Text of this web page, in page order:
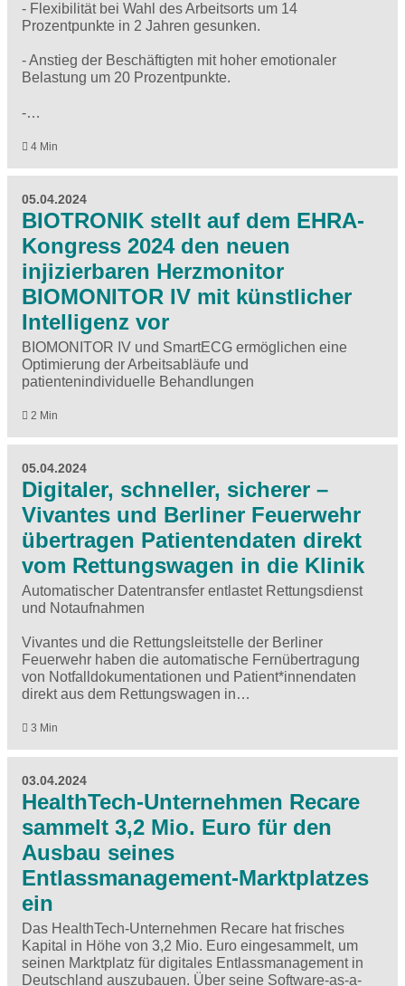
- Flexibilität bei Wahl des Arbeitsorts um 14
Prozentpunkte in 2 Jahren gesunken.
- Anstieg der Beschäftigten mit hoher emotionaler
Belastung um 20 Prozentpunkte.
-…
4 Min
05.04.2024
BIOTRONIK stellt auf dem EHRA-
Kongress 2024 den neuen
injizierbaren Herzmonitor
BIOMONITOR IV mit künstlicher
Intelligenz vor
BIOMONITOR IV und SmartECG ermöglichen eine
Optimierung der Arbeitsabläufe und
patientenindividuelle Behandlungen
2 Min
05.04.2024
Digitaler, schneller, sicherer –
Vivantes und Berliner Feuerwehr
übertragen Patientendaten direkt
vom Rettungswagen in die Klinik
Automatischer Datentransfer entlastet Rettungsdienst
und Notaufnahmen
Vivantes und die Rettungsleitstelle der Berliner
Feuerwehr haben die automatische Fernübertragung
von Notfalldokumentationen und Patient*innendaten
direkt aus dem Rettungswagen in…
3 Min
03.04.2024
HealthTech-Unternehmen Recare
sammelt 3,2 Mio. Euro für den
Ausbau seines
Entlassmanagement-Marktplatzes
ein
Das HealthTech-Unternehmen Recare hat frisches
Kapital in Höhe von 3,2 Mio. Euro eingesammelt, um
seinen Marktplatz für digitales Entlassmanagement in
Deutschland auszubauen. Über seine Software-as-a-